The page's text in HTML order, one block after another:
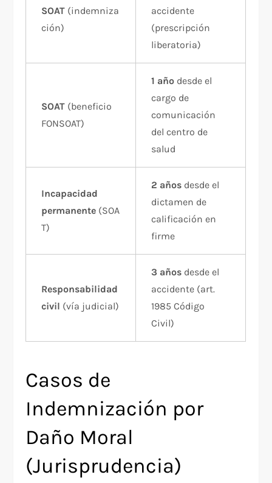
SOAT (indemniza
ción)
accidente
(prescripción
liberatoria)
SOAT (beneficio
FONSOAT)
1 año desde el
cargo de
comunicación
del centro de
salud
Incapacidad
permanente (SOA
T)
2 años desde el
dictamen de
calificación en
firme
Responsabilidad
civil (vía judicial)
3 años desde el
accidente (art.
1985 Código
Civil)
Casos de
Indemnización por
Daño Moral
(Jurisprudencia)